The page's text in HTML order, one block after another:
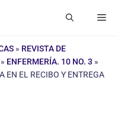
» REVISTA DE
» ENFERMERÍA. 10 NO. 3 »
EN EL RECIBO Y ENTREGA